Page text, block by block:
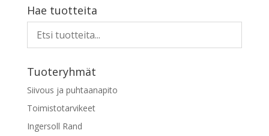
Hae tuotteita
Tuoteryhmät
Siivous ja puhtaanapito
Toimistotarvikeet
Ingersoll Rand